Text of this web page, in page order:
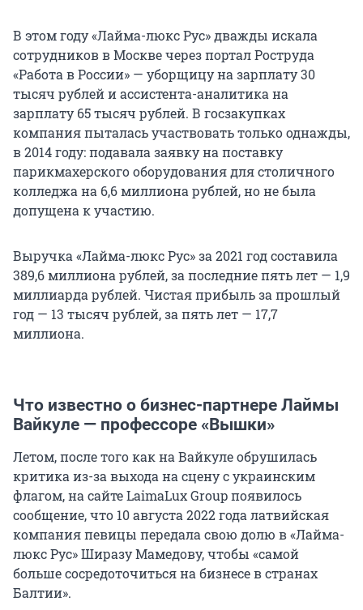
В этом году «Лайма-люкс Рус» дважды искала
сотрудников в Москве через портал Роструда
«Работа в России» — уборщицу на зарплату 30
тысяч рублей и ассистента-аналитика на
зарплату 65 тысяч рублей. В госзакупках
компания пыталась участвовать только однажды,
в 2014 году: подавала заявку на поставку
парикмахерского оборудования для столичного
колледжа на 6,6 миллиона рублей, но не была
допущена к участию.
Выручка «Лайма-люкс Рус» за 2021 год составила
389,6 миллиона рублей, за последние пять лет — 1,9
миллиарда рублей. Чистая прибыль за прошлый
год — 13 тысяч рублей, за пять лет — 17,7
миллиона.
Что известно о бизнес-партнере Лаймы
Вайкуле — профессоре «Вышки»
Летом, после того как на Вайкуле обрушилась
критика из-за выхода на сцену с украинским
флагом, на сайте LaimaLux Group появилось
сообщение, что 10 августа 2022 года латвийская
компания певицы передала свою долю в «Лайма-
люкс Рус» Ширазу Мамедову, чтобы «самой
больше сосредоточиться на бизнесе в странах
Балтии».